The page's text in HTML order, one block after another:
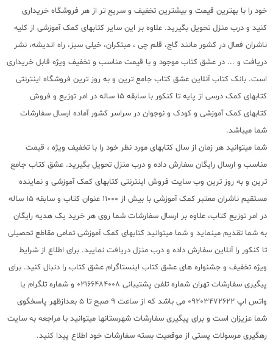
خود را با بهترین قیمت و بیشترین تخفیف و سریع تر از هر فروشگاه خریداری
کنید و درب منزل تحویل بگیرید. علاوه بر این سایر کتابهای کمک آموزشی از کلیه
ناشران فعال در کشور مانند گاج، قلم چی ، مبتکران، خیلی سبز، راه اندیشه، نشر
دریافت و ... در عشق کتاب موجود و با قیمت مناسب و تخفیف ویژه قابل خریداری
است. بانک کتاب آنلاین عشق کتاب جامع ترین و به روز ترین فروشگاه اینترنتی
کتابهای کمک درسی از پایه تا کنکور با سابقه 15 ساله در امر توزیع و فروش
کتابهای کمک آموزشی و کودک و نوجوان در سراسر کشور آماده ارسال سفارشات
شما میباشد.
شما میتوانید هر زمان از سال کتابهای مورد نظر خود را با تخفیف ویژه ، قیمت
مناسب و ارسال رایگان سفارش داده و درب منزل تحویل بگیرید. عشق کتاب جامع
ترین و به روز ترین وب سایت فروش اینترنتی کتابهای کمک آموزشی و نماینده
مستقیم ناشران معتبر کمک آموزشی با بیش از 11000 عنوان کتاب و سابقه 15 ساله
در امر توزیع کتاب، علاوه بر ارسال سفارشات شما روی هر خرید یک هدیه رایگان
به شما تقدیم مینماید و شما میتوانید کتابهای کمک آموزشی تمامی مقاطع تحصیلی
تا کنکور را آنلاین سفارش داده و درب منزل دریافت نمایید. برای اطلاع از شرایط
ویژه تخفیف و جشنواره های عشق کتاب اینستاگرام عشق کتاب را دنبال کنید. برای
پیگیری سفارشات تهران شماره تلفن پشتیبانی 02166484008 و شماره تلگرام یا
واتس اپ 09203472622 می باشد که از ساعت 9 صبح تا 5 بعدازظهر پاسخگوی
شما عزیزان است و برای پیگیری سفارشات شهرستانها میتوانید با مراجعه به سایت
رهگیری مرسولات پستی از موقعیت بسته سفارشات خود اطلاع پیدا کنید.